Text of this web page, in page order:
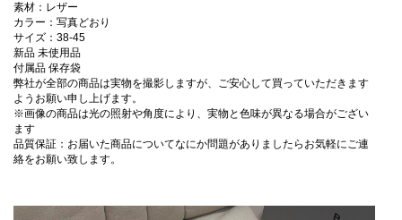
素材：レザー
カラー：写真どおり
サイズ：38-45
新品 未使用品
付属品 保存袋
弊社が全部の商品は実物を撮影しますが、ご安心して買っていただきます
ようお願い申し上げます。
※画像の商品は光の照射や角度により、実物と色味が異なる場合がござい
ます
品質保証：お届いた商品についてなにか問題がありましたらお気軽にご連
絡をお願い致します。